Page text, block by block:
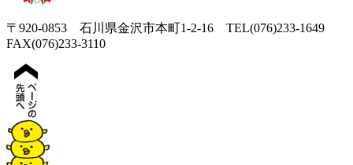
〒920-0853 石川県金沢市本町1-2-16 TEL(076)233-1649
FAX(076)233-3110